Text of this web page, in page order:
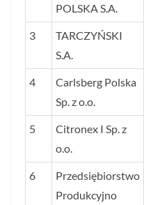
POLSKA S.A.
3
TARCZYŃSKI
S.A.
4
Carlsberg Polska
Sp. z o.o.
5
Citronex I Sp. z
o.o.
6
Przedsiębiorstwo
Produkcyjno